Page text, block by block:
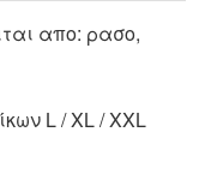
απο: ρασο,
L / XL / XXL